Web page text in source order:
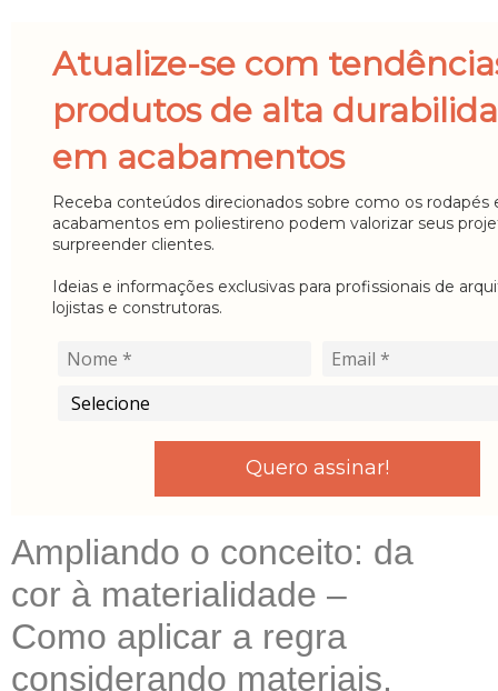
Atualize-se com
produtos de alta
em acabamentos
Receba conteúdos direcionados sobre como os rodapés
acabamentos em poliestireno podem valorizar seus
surpreender clientes.
Ideias e informações exclusivas para profissionais de
lojistas e construtoras.
Quero assinar!
Ampliando o conceito: da
cor à materialidade –
Como aplicar a regra
considerando materiais,